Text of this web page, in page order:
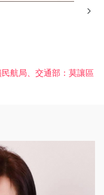
航局、交通部：莫讓區